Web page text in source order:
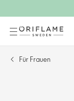
Für Frauen